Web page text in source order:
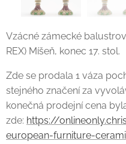
Vzácné zámecké
REX) Míšeň, konec 17. stol.
Zde se prodala 1 váza
stejného značení za
konečná prodejní cena
zde: https://
european-furniture-